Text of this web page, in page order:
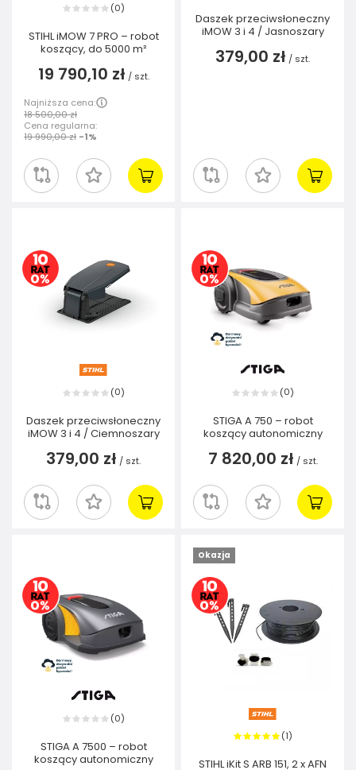
(0)
STIHL iMOW 7 PRO – robot
koszący, do 5000 m²
19 790,10 zł / szt.
Najniższa cena:
18 500,00 zł
Cena regularna:
19 990,00 zł -1%
Daszek przeciwsłoneczny
iMOW 3 i 4 / Jasnoszary
379,00 zł / szt.
(0)
Daszek przeciwsłoneczny
iMOW 3 i 4 / Ciemnoszary
379,00 zł / szt.
(0)
STIGA A 750 – robot
koszący autonomiczny
7 820,00 zł / szt.
(0)
STIGA A 7500 – robot
koszący autonomiczny
Okazja
(1)
STIHL iKit S ARB 151, 2 x AFN